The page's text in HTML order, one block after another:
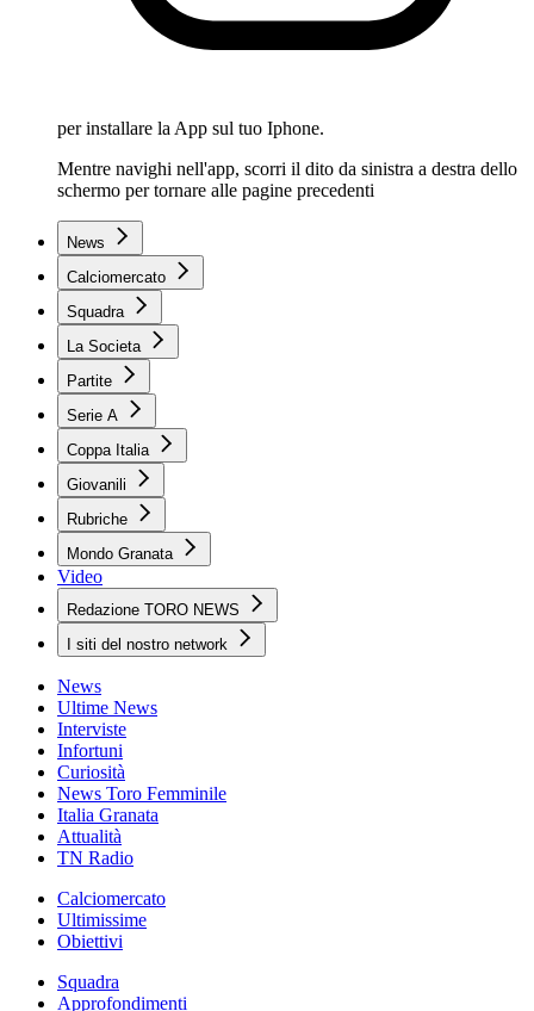
per installare la App sul tuo Iphone.
Mentre navighi nell'app, scorri il dito da sinistra a destra dello
schermo per tornare alle pagine precedenti
News
Calciomercato
Squadra
La Societa
Partite
Serie A
Coppa Italia
Giovanili
Rubriche
Mondo Granata
Video
Redazione TORO NEWS
I siti del nostro network
News
Ultime News
Interviste
Infortuni
Curiosità
News Toro Femminile
Italia Granata
Attualità
TN Radio
Calciomercato
Ultimissime
Obiettivi
Squadra
Approfondimenti